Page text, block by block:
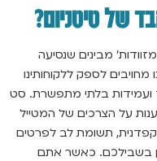
של טיטניום?
מבינים שנסיעה
לספק ללקוחותינו
ועמידות בלתי מתפשרת. סט
על הצרכים של המטייל
קפדנית, תשומת לב לפרטים
בשבילכם. כאשר אתם